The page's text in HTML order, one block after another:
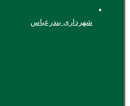
شهرداری بندرعباس